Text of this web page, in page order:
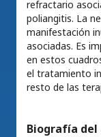
refractario
poliangitis. La
manifestación
asociadas. Es
en estos
el tratamiento
resto de las
Biografía